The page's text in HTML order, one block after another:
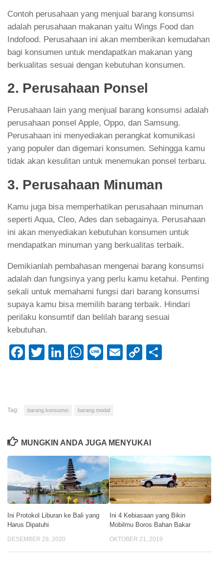
Contoh perusahaan yang menjual barang konsumsi
adalah perusahaan makanan yaitu Wings Food dan
Indofood. Perusahaan ini akan memberikan kemudahan
bagi konsumen untuk mendapatkan makanan yang
berkualitas sesuai dengan kebutuhan konsumen.
2. Perusahaan Ponsel
Perusahaan lain yang menjual barang konsumsi adalah
perusahaan ponsel Apple, Oppo, dan Samsung.
Perusahaan ini menyediakan perangkat komunikasi
yang populer dan digemari konsumen. Sehingga kamu
tidak akan kesulitan untuk menemukan ponsel terbaru.
3. Perusahaan Minuman
Kamu juga bisa memperhatikan perusahaan minuman
seperti Aqua, Cleo, Ades dan sebagainya. Perusahaan
ini akan menyediakan kebutuhan konsumen untuk
mendapatkan minuman yang berkualitas terbaik.
Demikianlah pembahasan mengenai barang konsumsi
adalah dan fungsinya yang perlu kamu ketahui. Penting
sekali untuk memahami fungsi dari barang konsumsi
supaya kamu bisa memilih barang terbaik. Hindari
perilaku konsumtif dan belilah barang sesuai
kebutuhan.
Facebook
Twitter
LinkedIn
WhatsApp
LineEmailCopy
Tag: barang konsumsi barang modal
MUNGKIN ANDA JUGA MENYUKAI
Ini Protokol Liburan ke Bali yang
Harus Dipatuhi
DESEMBER 28, 2020
Ini 4 Kebiasaan yang Bikin
Mobilmu Boros Bahan Bakar
OKTOBER 21, 2019